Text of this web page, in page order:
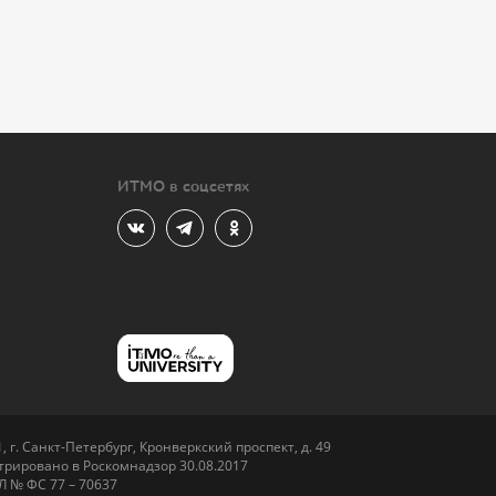
ИТМО в соцсетях
Санкт-Петербург, Кронверкский проспект, д. 49
в Роскомнадзор 30.08.2017
№ ФС 77 – 70637